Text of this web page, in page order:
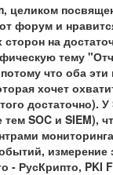
целиком
форум и
на
тему
что оба
хочет
достаточно).
SOC и SIEM),
- РусКрипто,